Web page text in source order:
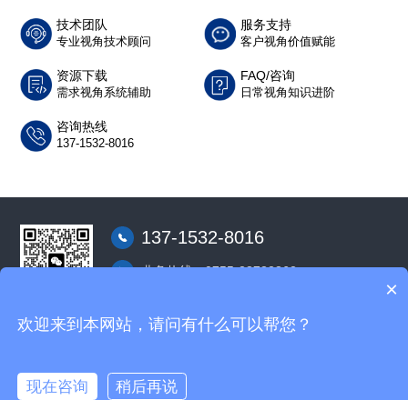
技术团队
专业视角技术顾问
服务支持
客户视角价值赋能
资源下载
需求视角系统辅助
FAQ/咨询
日常视角知识进阶
咨询热线
137-1532-8016
微信客服
137-1532-8016
业务热线：0755-23732362
层22C室
版权所有 2023 © 深圳市知奇经贸有限公司 备案号：
号
×
欢迎来到本网站，请问有什么可以帮您？
现在咨询 稍后再说